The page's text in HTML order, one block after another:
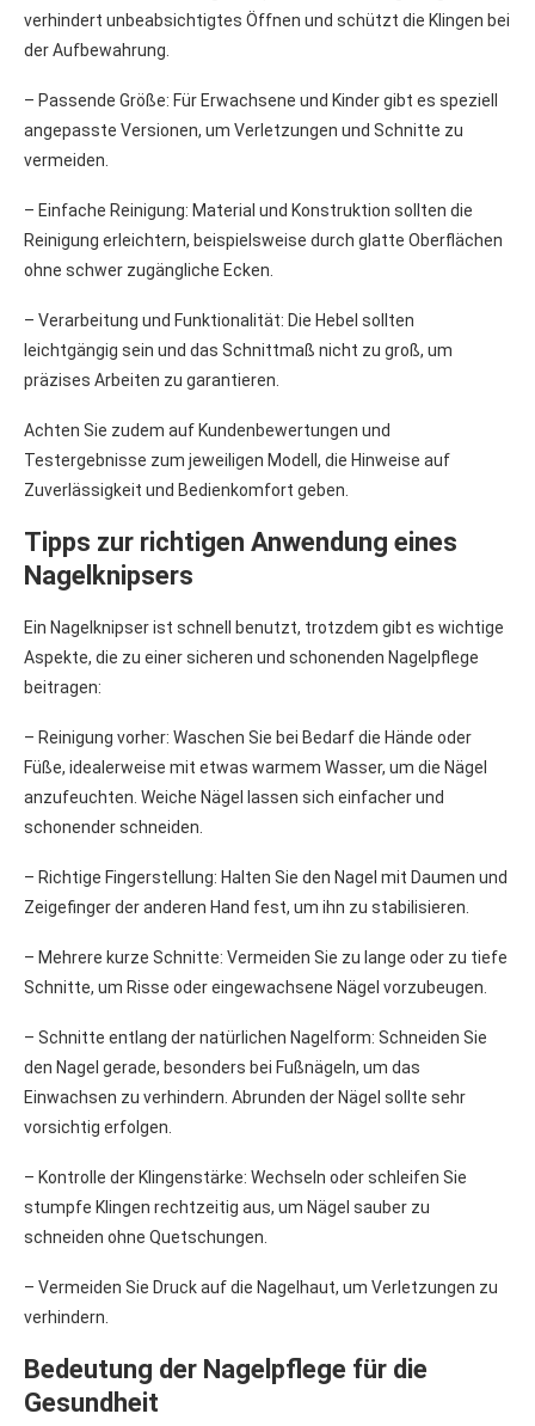
verhindert unbeabsichtigtes Öffnen und schützt die Klingen bei
der Aufbewahrung.
– Passende Größe: Für Erwachsene und Kinder gibt es speziell
angepasste Versionen, um Verletzungen und Schnitte zu
vermeiden.
– Einfache Reinigung: Material und Konstruktion sollten die
Reinigung erleichtern, beispielsweise durch glatte Oberflächen
ohne schwer zugängliche Ecken.
– Verarbeitung und Funktionalität: Die Hebel sollten
leichtgängig sein und das Schnittmaß nicht zu groß, um
präzises Arbeiten zu garantieren.
Achten Sie zudem auf Kundenbewertungen und
Testergebnisse zum jeweiligen Modell, die Hinweise auf
Zuverlässigkeit und Bedienkomfort geben.
Tipps zur richtigen Anwendung eines
Nagelknipsers
Ein Nagelknipser ist schnell benutzt, trotzdem gibt es wichtige
Aspekte, die zu einer sicheren und schonenden Nagelpflege
beitragen:
– Reinigung vorher: Waschen Sie bei Bedarf die Hände oder
Füße, idealerweise mit etwas warmem Wasser, um die Nägel
anzufeuchten. Weiche Nägel lassen sich einfacher und
schonender schneiden.
– Richtige Fingerstellung: Halten Sie den Nagel mit Daumen und
Zeigefinger der anderen Hand fest, um ihn zu stabilisieren.
– Mehrere kurze Schnitte: Vermeiden Sie zu lange oder zu tiefe
Schnitte, um Risse oder eingewachsene Nägel vorzubeugen.
– Schnitte entlang der natürlichen Nagelform: Schneiden Sie
den Nagel gerade, besonders bei Fußnägeln, um das
Einwachsen zu verhindern. Abrunden der Nägel sollte sehr
vorsichtig erfolgen.
– Kontrolle der Klingenstärke: Wechseln oder schleifen Sie
stumpfe Klingen rechtzeitig aus, um Nägel sauber zu
schneiden ohne Quetschungen.
– Vermeiden Sie Druck auf die Nagelhaut, um Verletzungen zu
verhindern.
Bedeutung der Nagelpflege für die
Gesundheit